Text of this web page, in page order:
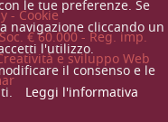
le tue preferenze. Se
navigazione cliccando un
l'utilizzo.
il consenso e le
Leggi l'informativa
-Cookie
€ 60.000 - Reg. imp.
e sviluppo Web